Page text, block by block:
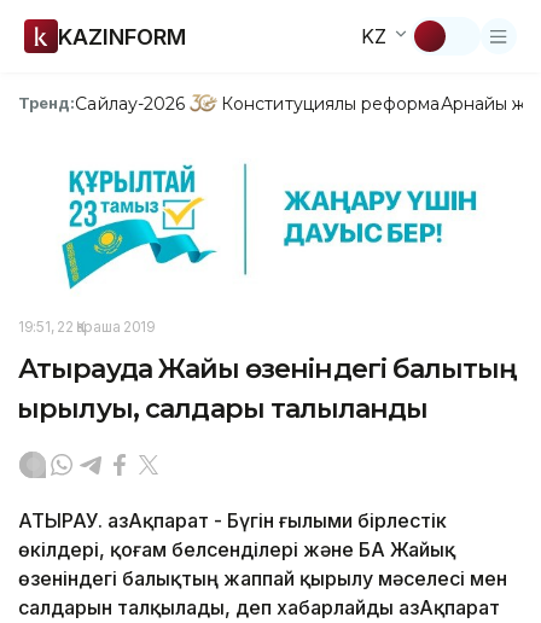
KAZINFORM KZ
Тренд:Сайлау-2026 Конституциялық реформаАрнайы
19:51, 22 Қараша 2019
Атырауда Жайық өзеніндегі балықтың
қырылуы, салдары талқыланды
АТЫРАУ. ҚазАқпарат - Бүгін ғылыми бірлестік
өкілдері, қоғам белсенділері және БАҚ Жайық
өзеніндегі балықтың жаппай қырылу мәселесі мен
салдарын талқылады, деп хабарлайды ҚазАқпарат